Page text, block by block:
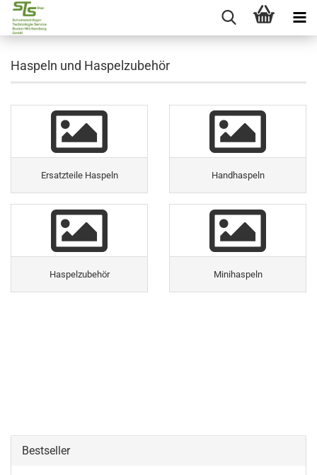
Haspeln und Haspelzubehör
Ersatzteile Haspeln Handhaspeln
Haspelzubehör Minihaspeln
Bestseller